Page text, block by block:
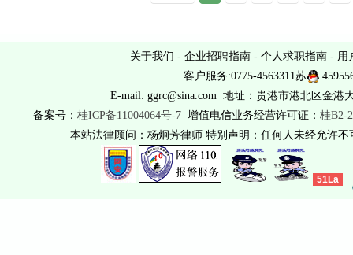
关于我们 - 企业招聘指南 - 个人求职指南 - 用
客户服务:0775-4563311苏
E-mail: ggrc@sina.com 地址：贵港市港北区金港
备案号： 桂ICP备11004064号-7增值电信业务经营许可证： 桂B2-
本站法律顾问：杨炯芳律师 特别声明：任何人未经允许
51La